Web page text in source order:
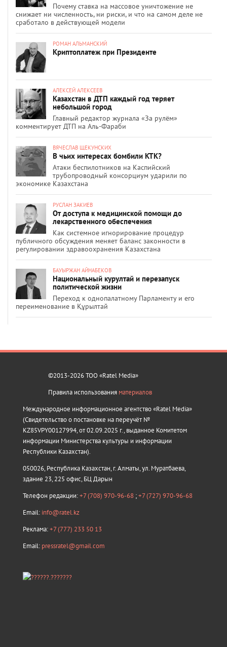
Почему ставка на массовое уничтожение не
снижает ни численность, ни риски, и что на самом деле не
сработало в действующей модели
РОМАН АЛЬМАНСКИЙ
Криптоплатеж при Президенте
АЛЕКСЕЙ АЛЕКСЕЕВ
Казахстан в ДТП каждый год теряет
небольшой город
Главный редактор журнала «За рулём»
комментирует ДТП на Аль-Фараби
ВЯЧЕСЛАВ ЩЕКУНСКИХ
В чьих интересах бомбили КТК?
Атаки беспилотников на Каспийский
трубопроводный консорциум ударили по
экономике Казахстана
РУСЛАН ЗАКИЕВ
От доступа к медицинской помощи до
лекарственного обеспечения
Как системное игнорирование процедур
публичного обсуждения меняет баланс законности в
регулировании здравоохранения Казахстана
БАУЫРЖАН АЙНАБЕКОВ
Национальный курултай и перезапуск
политической жизни
Переход к однопалатному Парламенту и его
переименование в Құрылтай
©2013-2026 ТОО «Ratel Media»
Правила использования материалов
Международное информационное агентство «Ratel Media»
(Свидетельство о постановке на переучёт №
KZ85VPY00127994, от 02.09.2025 г., выданное Комитетом
информации Министерства культуры и информации
Республики Казахстан).
050026, Республика Казахстан, г. Алматы, ул. Муратбаева,
здание 23, 225 офис, БЦ Дарын
Телефон редакции:+7 (708) 970-96-68 ;+7 (727) 970-96-68
Email: info@ratel.kz
Реклама:+7 (777) 233 50 13
Email: pressratel@gmail.com